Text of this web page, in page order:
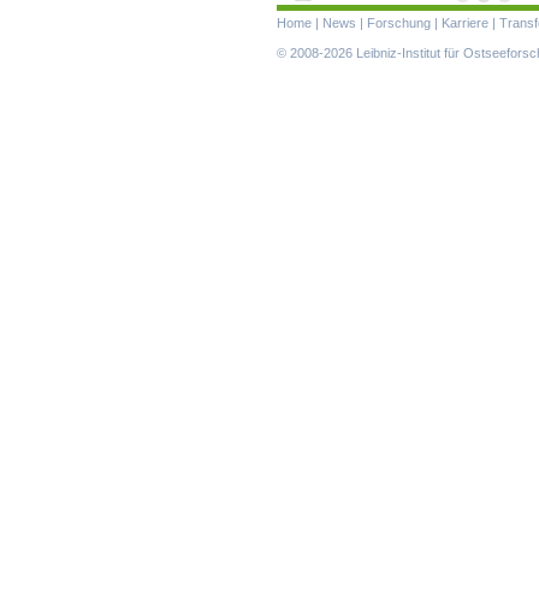
Navigation
überspringen
Home | News | Forschung | Karriere |
© 2008-2026 Leibniz-Institut für